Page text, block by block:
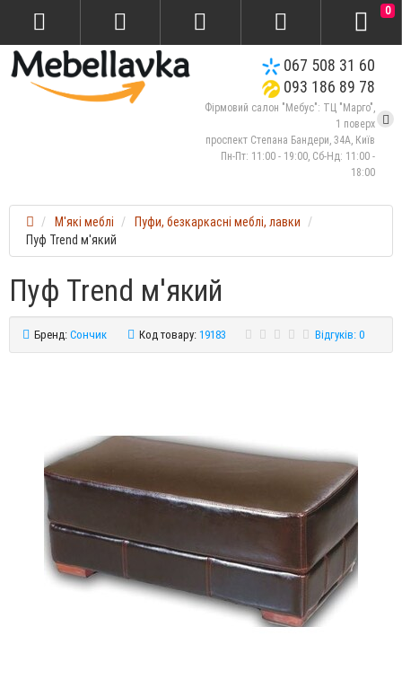
067 508 31 60
093 186 89 78
Фірмовий салон "Мебус": ТЦ "Марго",
1 поверх
проспект Степана Бандери, 34А, Київ
Пн-Пт: 11:00 - 19:00, Сб-Нд: 11:00 -
18:00
0
М'які меблі
Пуфи, безкаркасні меблі, лавки
Пуф Trend м'який
Пуф Trend м'який
Бренд:Сончик Код товару:19183 Відгуків: 0